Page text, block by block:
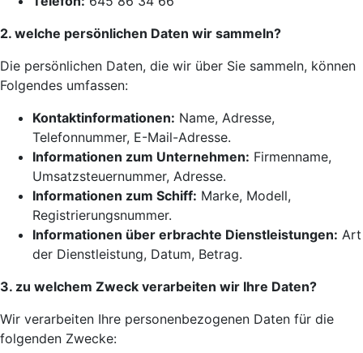
2. welche persönlichen Daten wir sammeln?
Die persönlichen Daten, die wir über Sie sammeln, können
Folgendes umfassen:
Kontaktinformationen: Name, Adresse,
Telefonnummer, E-Mail-Adresse.
Informationen zum Unternehmen: Firmenname,
Umsatzsteuernummer, Adresse.
Informationen zum Schiff: Marke, Modell,
Registrierungsnummer.
Informationen über erbrachte Dienstleistungen: Art
der Dienstleistung, Datum, Betrag.
3. zu welchem Zweck verarbeiten wir Ihre Daten?
Wir verarbeiten Ihre personenbezogenen Daten für die
folgenden Zwecke: